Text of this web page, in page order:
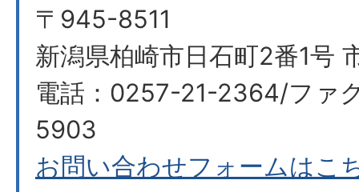
〒945-8511
新潟県柏崎市日石町2番1号
電話：0257-21-2364/ファ
5903
お問い合わせフォームはこ